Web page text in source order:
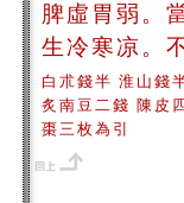
脾虛胃弱。
生冷寒凉。
白朮錢半 淮山錢
炙南豆二錢 陳皮
棗三枚為引